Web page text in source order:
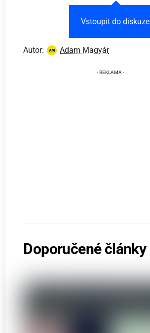
Vstoupit do diskuze
Autor: Adam Magyár
Doporučené články